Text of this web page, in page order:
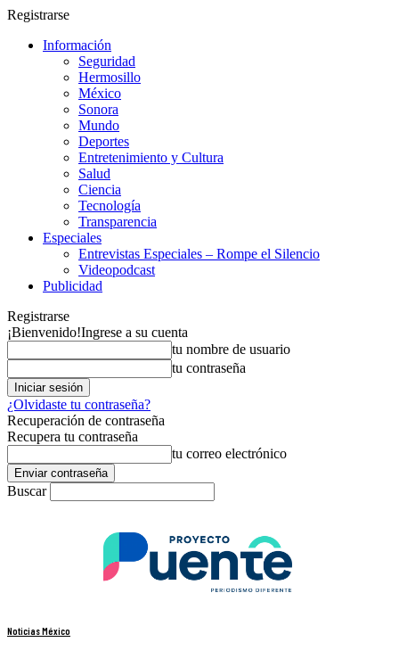
Registrarse
Información
Seguridad
Hermosillo
México
Sonora
Mundo
Deportes
Entretenimiento y Cultura
Salud
Ciencia
Tecnología
Transparencia
Especiales
Entrevistas Especiales – Rompe el Silencio
Videopodcast
Publicidad
Registrarse
¡Bienvenido!Ingrese a su cuenta
tu nombre de usuario
tu contraseña
¿Olvidaste tu contraseña?
Recuperación de contraseña
Recupera tu contraseña
tu correo electrónico
Buscar
Noticias México